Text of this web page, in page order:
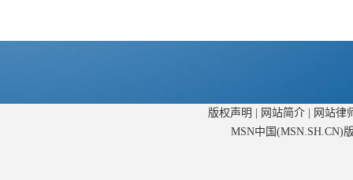
版权声明 网站简介|
网站律
MSN中国(MSN.SH.CN)